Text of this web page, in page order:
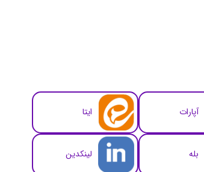
آپارات ایتا
بله لینکدین